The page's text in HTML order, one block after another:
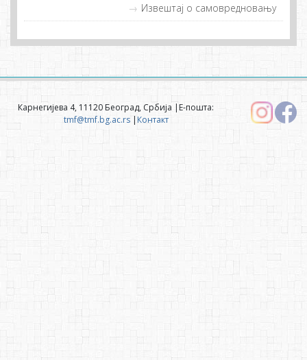
Извештај о самовредновању
Карнегијева 4, 11120 Београд, Србија |Е-пошта:
tmf@tmf.bg.ac.rs| Контакт